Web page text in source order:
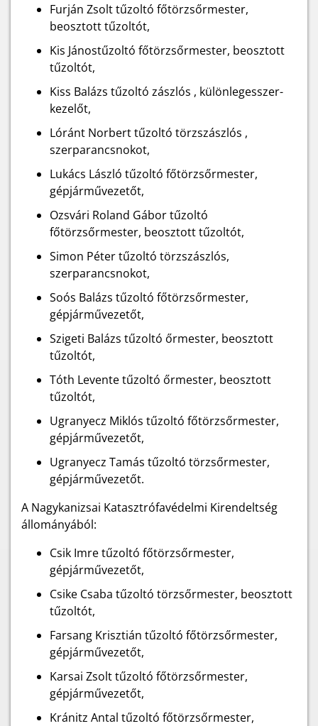
Furján Zsolt tűzoltó főtörzsőrmester,
beosztott tűzoltót,
Kis Jánostűzoltó főtörzsőrmester, beosztott
tűzoltót,
Kiss Balázs tűzoltó zászlós , különlegesszer-
kezelőt,
Lóránt Norbert tűzoltó törzszászlós ,
szerparancsnokot,
Lukács László tűzoltó főtörzsőrmester,
gépjárművezetőt,
Ozsvári Roland Gábor tűzoltó
főtörzsőrmester, beosztott tűzoltót,
Simon Péter tűzoltó törzszászlós,
szerparancsnokot,
Soós Balázs tűzoltó főtörzsőrmester,
gépjárművezetőt,
Szigeti Balázs tűzoltó őrmester, beosztott
tűzoltót,
Tóth Levente tűzoltó őrmester, beosztott
tűzoltót,
Ugranyecz Miklós tűzoltó főtörzsőrmester,
gépjárművezetőt,
Ugranyecz Tamás tűzoltó törzsőrmester,
gépjárművezetőt.
A Nagykanizsai Katasztrófavédelmi Kirendeltség
állományából:
Csik Imre tűzoltó főtörzsőrmester,
gépjárművezetőt,
Csike Csaba tűzoltó törzsőrmester, beosztott
tűzoltót,
Farsang Krisztián tűzoltó főtörzsőrmester,
gépjárművezetőt,
Karsai Zsolt tűzoltó főtörzsőrmester,
gépjárművezetőt,
Kránitz Antal tűzoltó főtörzsőrmester,